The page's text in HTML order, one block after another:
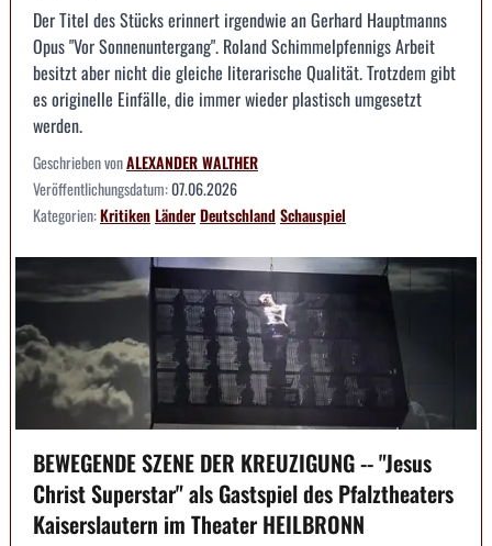
Der Titel des Stücks erinnert irgendwie an Gerhard Hauptmanns
Opus "Vor Sonnenuntergang". Roland Schimmelpfennigs Arbeit
besitzt aber nicht die gleiche literarische Qualität. Trotzdem gibt
es originelle Einfälle, die immer wieder plastisch umgesetzt
werden.
Geschrieben vonALEXANDER WALTHER
Veröffentlichungsdatum:07.06.2026
Kategorien:KritikenLänderDeutschlandSchauspiel
BEWEGENDE SZENE DER KREUZIGUNG -- "Jesus
Christ Superstar" als Gastspiel des Pfalztheaters
Kaiserslautern im Theater HEILBRONN